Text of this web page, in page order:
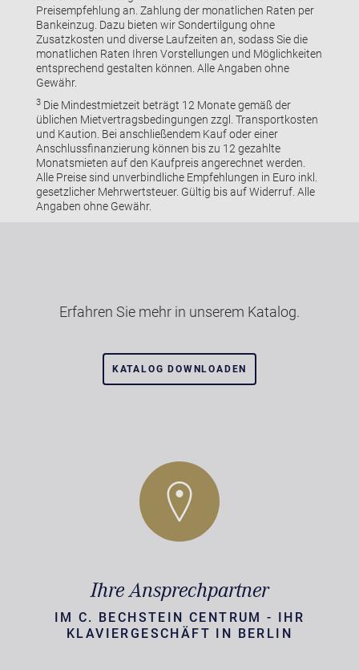
Preisempfehlung an. Zahlung der monatlichen Raten per
Bankeinzug. Dazu bieten wir Sondertilgung ohne
Zusatzkosten und diverse Laufzeiten an, sodass Sie die
monatlichen Raten Ihren Vorstellungen und Möglichkeiten
entsprechend gestalten können. Alle Angaben ohne
Gewähr.
3Die Mindestmietzeit beträgt 12 Monate gemäß der
üblichen Mietvertragsbedingungen zzgl. Transportkosten
und Kaution. Bei anschließendem Kauf oder einer
Anschlussfinanzierung können bis zu 12 gezahlte
Monatsmieten auf den Kaufpreis angerechnet werden.
Alle Preise sind unverbindliche Empfehlungen in Euro inkl.
gesetzlicher Mehrwertsteuer. Gültig bis auf Widerruf. Alle
Angaben ohne Gewähr.
Erfahren Sie mehr in unserem Katalog.
KATALOG DOWNLOADEN
Ihre Ansprechpartner
IM C. BECHSTEIN CENTRUM - IHR
KLAVIERGESCHÄFT IN BERLIN